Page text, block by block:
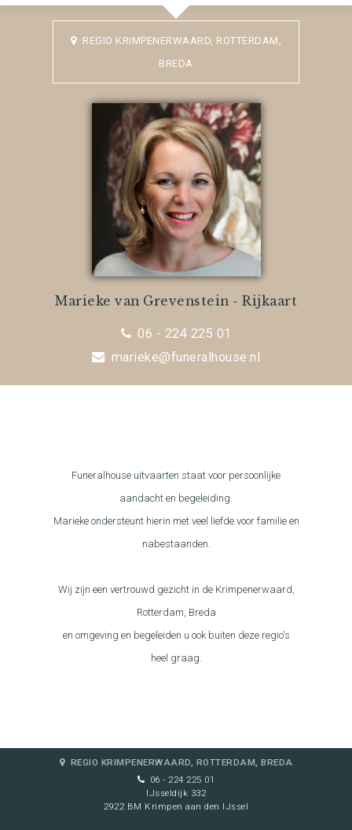
REGIO KRIMPENERWAARD, ROTTERDAM,
BREDA
Marieke van Grevenstein - Rijkaart
06 - 224 225 01
marieke@funeralhouse.nl
Funeralhouse uitvaarten staat voor persoonlijke
aandacht en begeleiding.
Marieke ondersteunt hierin met veel liefde voor familie en
nabestaanden.
Wij zijn een vertrouwd gezicht in de Krimpenerwaard,
Rotterdam, Breda
en omgeving en begeleiden u ook buiten deze regio's
heel graag.
REGIO KRIMPENERWAARD, ROTTERDAM, BREDA
06 - 224 225 01
IJsseldijk 332
2922 BM Krimpen aan den IJssel